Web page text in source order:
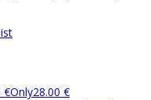
€Only28.00 €